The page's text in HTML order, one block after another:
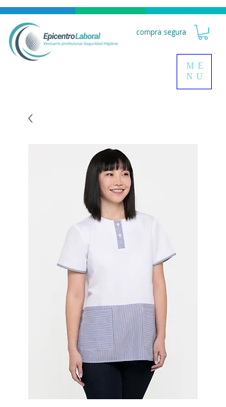
compra segura
ME
NU